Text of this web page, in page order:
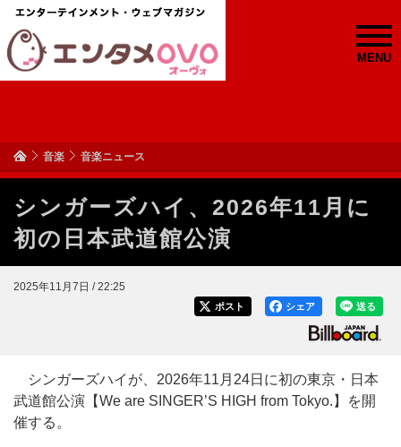
MENU
音楽 音楽ニュース
シンガーズハイ、2026年11月に
初の日本武道館公演
2025年11月7日 / 22:25
送る
シェア
ポスト
シンガーズハイが、2026年11月24日に初の東京・日本
武道館公演【We are SINGER’S HIGH from Tokyo.】を開
催する。